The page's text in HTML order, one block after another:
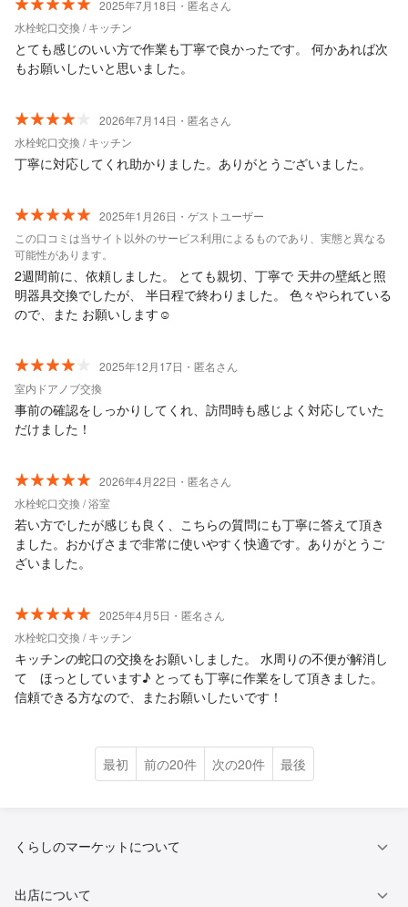
2025年7月18日・匿名さん
水栓蛇口交換 / キッチン
とても感じのいい方で作業も丁寧で良かったです。 何かあれば次
もお願いしたいと思いました。
2026年7月14日・匿名さん
水栓蛇口交換 / キッチン
丁寧に対応してくれ助かりました。ありがとうございました。
2025年1月26日・ゲストユーザー
この口コミは当サイト以外のサービス利用によるものであり、実態と異なる
可能性があります。
2週間前に、依頼しました。 とても親切、丁寧で 天井の壁紙と照
明器具交換でしたが、 半日程で終わりました。 色々やられている
ので、また お願いします☺︎
2025年12月17日・匿名さん
室内ドアノブ交換
事前の確認をしっかりしてくれ、訪問時も感じよく対応していた
だけました！
2026年4月22日・匿名さん
水栓蛇口交換 / 浴室
若い方でしたが感じも良く、こちらの質問にも丁寧に答えて頂き
ました。おかげさまで非常に使いやすく快適です。ありがとうご
ざいました。
2025年4月5日・匿名さん
水栓蛇口交換 / キッチン
キッチンの蛇口の交換をお願いしました。 水周りの不便が解消し
て ほっとしています♪ とっても丁寧に作業をして頂きました。
信頼できる方なので、またお願いしたいです！
最初 前の20件 次の20件 最後
くらしのマーケットについて
出店について